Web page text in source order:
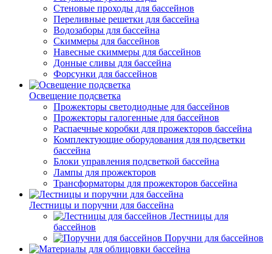
Стеновые проходы для бассейнов
Переливные решетки для бассейна
Водозаборы для бассейна
Скиммеры для бассейнов
Навесные скиммеры для бассейнов
Донные сливы для бассейна
Форсунки для бассейнов
Освещение подсветка
Прожекторы светодиодные для бассейнов
Прожекторы галогенные для бассейнов
Распаечные коробки для прожекторов бассейна
Комплектующие оборудования для подсветки
бассейна
Блоки управления подсветкой бассейна
Лампы для прожекторов
Трансформаторы для прожекторов бассейна
Лестницы и поручни для бассейна
Лестницы для
бассейнов
Поручни для бассейнов